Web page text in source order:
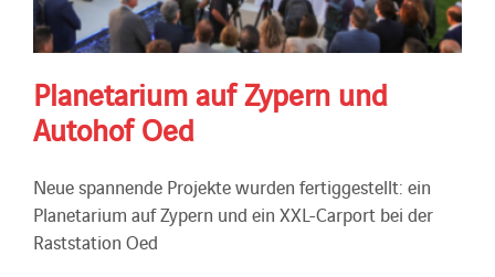
Planetarium auf Zypern und
Autohof Oed
Neue spannende Projekte wurden fertiggestellt: ein
Planetarium auf Zypern und ein XXL-Carport bei der
Raststation Oed